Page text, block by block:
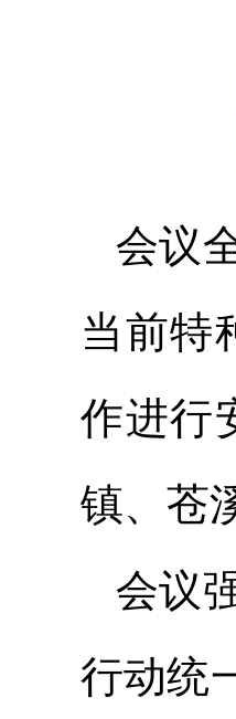
会议
当前特
作进行
镇、苍
会议
行动统